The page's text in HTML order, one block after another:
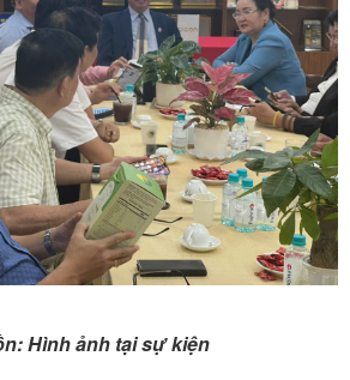
Hình ảnh tại sự kiện